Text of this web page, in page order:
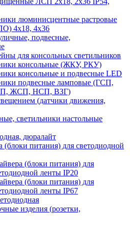
люминисцентные растровые
4х18, 4х36
подвесные,
для консольных светильников
консольные (ЖКУ, РКУ)
консольные и подвесные LED
подвесные ламповые (ГСП,
ЖСП, НСП, ВЗГ)
(датчики движения,
светильники настольные
дюралайт
(блоки питания) для светодиодной
(блоки питания) для
ленты IP20
(блоки питания) для
ленты IP67
изделия (розетки,